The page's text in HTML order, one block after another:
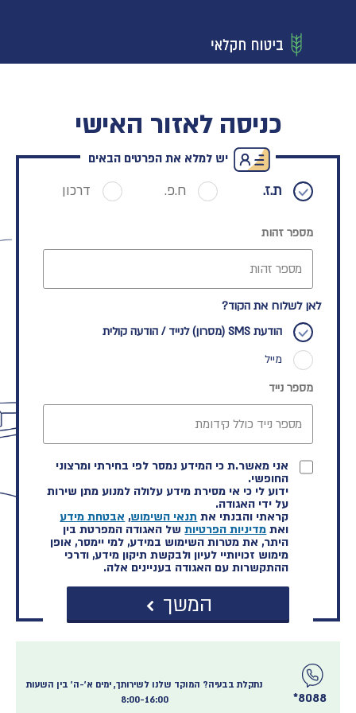
כניסה לאזור האישי
יש למלא את הפרטים הבאים
ת.ז. ח.פ. דרכון
מספר זהות
לאן לשלוח את הקוד?
הודעת SMS (מסרון) לנייד / הודעה קולית
מייל
מספר נייד
אני מאשר.ת כי המידע נמסר לפי בחירתי ומרצוני
החופשי.
ידוע לי כי אי מסירת מידע עלולה למנוע מתן שירות
על ידי האגודה.
קראתי והבנתי אתתנאי השימוש,אבטחת מידע
ואת מדיניות הפרטיות של האגודה המפרטת בין
היתר, את מטרות השימוש במידע, למי יימסר, אופן
מימוש זכויותיי לעיון ולבקשת תיקון מידע, ודרכי
ההתקשרות עם האגודה בעניינים אלה.
המשך
8088*
נתקלת בבעיה? המוקד שלנו לשירותך, ימים א׳-ה׳ בין השעות
8:00-16:00